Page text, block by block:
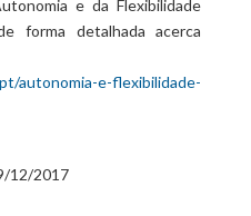
e da Flexibilidade
forma detalhada acerca
autonomia-e-flexibilidade-
12/2017